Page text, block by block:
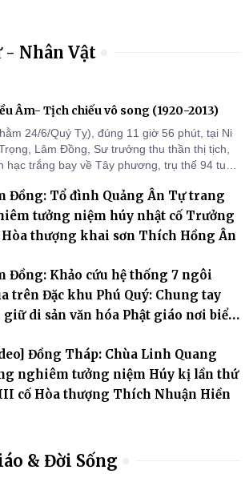
- Nhân Vật
Âm- Tịch chiếu vô song (1920-2013)
24/6/Quý Tỵ), đúng 11 giờ 56 phút, tại Ni
Lâm Đồng, Sư trưởng thu thần thị tịch,
hạc trắng bay về Tây phương, trụ thế 94 tuổi
Đồng: Tổ đình Quảng Ân Tự trang
tưởng niệm húy nhật cố Trưởng
thượng khai sơn Thích Hồng Ân
Đồng: Khảo cứu hệ thống 7 ngôi
trên Đặc khu Phú Quý: Chung tay
di sản văn hóa Phật giáo nơi biển
Đồng Tháp: Chùa Linh Quang
nghiêm tưởng niệm Húy kị lần thứ
cố Hòa thượng Thích Nhuận Hiền
& Đời Sống